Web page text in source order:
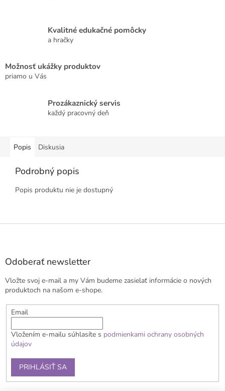
Kvalitné edukačné pomôcky
a hračky
Možnosť ukážky produktov
priamo u Vás
Prozákaznický servis
každý pracovný deň
Popis Diskusia
Podrobný popis
Popis produktu nie je dostupný
Z
Odoberať newsletter
Vložte svoj e-mail a my Vám budeme zasielať informácie o nových
produktoch na našom e-shope.
Email
Vložením e-mailu súhlasíte s podmienkami ochrany osobných
údajov
PRIHLÁSIŤ SA